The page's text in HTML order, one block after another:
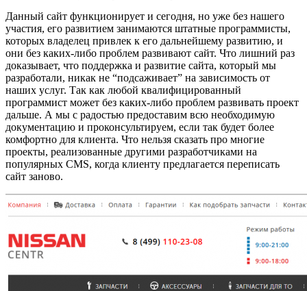
Данный сайт функционирует и сегодня, но уже без нашего
участия, его развитием занимаются штатные программисты,
которых владелец привлек к его дальнейшему развитию, и
они без каких-либо проблем развивают сайт. Что лишний раз
доказывает, что поддержка и развитие сайта, который мы
разработали, никак не “подсаживает” на зависимость от
наших услуг. Так как любой квалифицированный
программист может без каких-либо проблем развивать проект
дальше. А мы с радостью предоставим всю необходимую
документацию и проконсультируем, если так будет более
комфортно для клиента. Что нельзя сказать про многие
проекты, реализованные другими разработчиками на
популярных CMS, когда клиенту предлагается переписать
сайт заново.